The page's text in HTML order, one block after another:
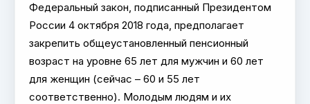
Федеральный закон, подписанный Президентом
России 4 октября 2018 года, предполагает
закрепить общеустановленный пенсионный
возраст на уровне 65 лет для мужчин и 60 лет
для женщин (сейчас – 60 и 55 лет
соответственно). Молодым людям и их